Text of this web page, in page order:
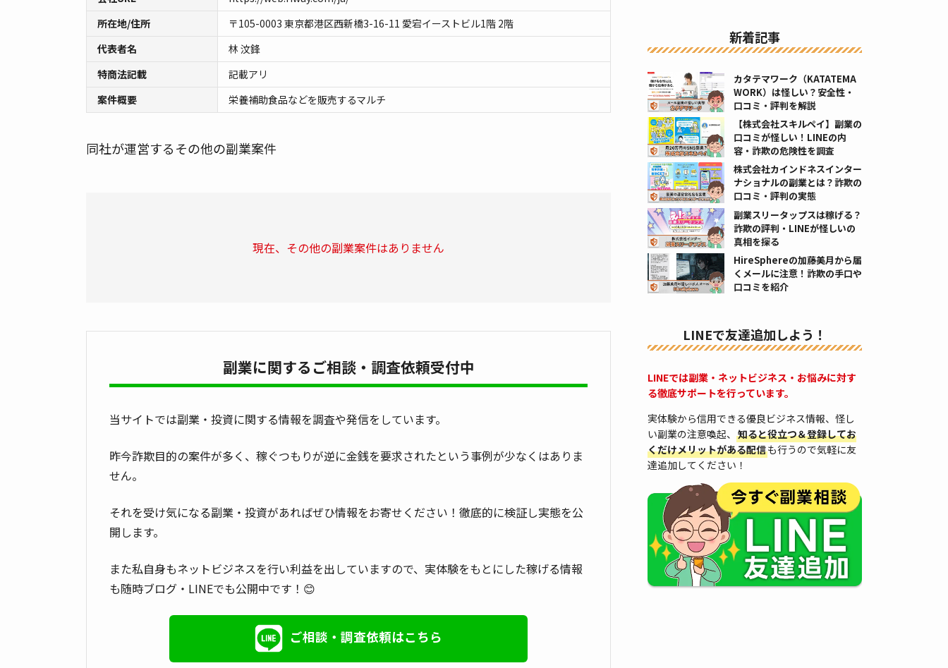
所在地/住所
〒105-0003 東京都港区西新橋3-16-11 愛宕イーストビル1階 2階
代表者名
林 汶鋒
特商法記載
記載アリ
案件概要
栄養補助食品などを販売するマルチ
同社が運営するその他の副業案件
現在、その他の副業案件はありません
副業に関するご相談・調査依頼受付中
当サイトでは副業・投資に関する情報を調査や発信をしています。
昨今詐欺目的の案件が多く、稼ぐつもりが逆に金銭を要求されたという事例が少なくはありま
せん。
それを受け気になる副業・投資があればぜひ情報をお寄せください！徹底的に検証し実態を公
開します。
また私自身もネットビジネスを行い利益を出していますので、実体験をもとにした稼げる情報
も随時ブログ・LINEでも公開中です！😊
ご相談・調査依頼はこちら
新着記事
カタテマワーク（KATATEMA
WORK）は怪しい？安全性・
口コミ・評判を解説
【株式会社スキルペイ】副業の
口コミが怪しい！LINEの内
容・詐欺の危険性を調査
株式会社カインドネスインター
ナショナルの副業とは？詐欺の
口コミ・評判の実態
副業スリータップスは稼げる？
詐欺の評判・LINEが怪しいの
真相を探る
HireSphereの加藤美月から届
くメールに注意！詐欺の手口や
口コミを紹介
LINEで友達追加しよう！
LINEでは副業・ネットビジネス・お悩みに対す
る徹底サポートを行っています。
実体験から信用できる優良ビジネス情報、怪し
い副業の注意喚起、 知ると役立つ＆登録してお
くだけメリットがある配信も行うので気軽に友
達追加してください！